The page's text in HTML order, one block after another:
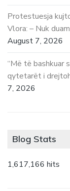
Protestuesja
Vlora: – Nuk
August 7, 2026
“Më të bashkuar
qytetarët i
7, 2026
Blog Stats
1,617,166 hits